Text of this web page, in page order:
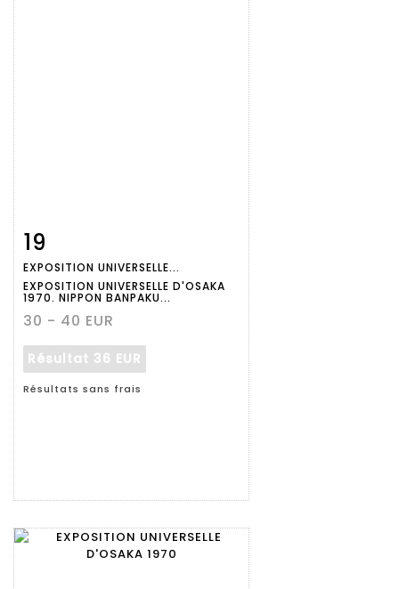
détaillée
19
EXPOSITION UNIVERSELLE...
EXPOSITION UNIVERSELLE D'OSAKA
1970. NIPPON BANPAKU...
30 - 40 EUR
Résultat 36 EUR
Résultats sans frais